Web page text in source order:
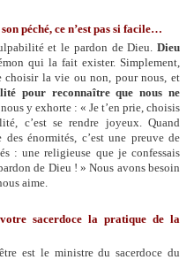
péché, ce n’est pas si facile…
et le pardon de Dieu. Dieu
qui la fait exister. Simplement,
choisir la vie ou non, pour nous, et
pour reconnaître que nous ne
y exhorte : « Je t’en prie, choisis
c’est se rendre joyeux. Quand
énormités, c’est une preuve de
: une religieuse que je confessais
de Dieu ! » Nous avons besoin
aime.
sacerdoce la pratique de la
est le ministre du sacerdoce du